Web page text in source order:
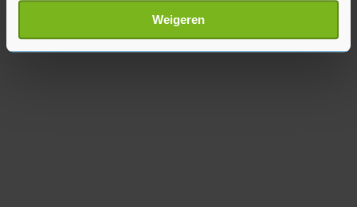
Lees meer over hoe uw persoonlijke gegevens worden
verwerkt en stel uw voorkeuren in het
U kunt uw toestemming op elk moment wijzigen of
Weigeren